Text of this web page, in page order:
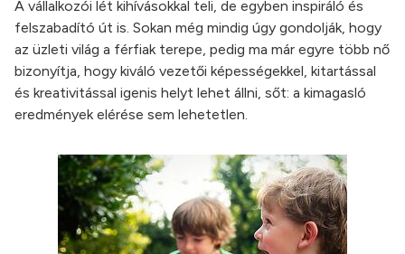
A vállalkozói lét kihívásokkal teli, de egyben inspiráló és
felszabadító út is. Sokan még mindig úgy gondolják, hogy
az üzleti világ a férfiak terepe, pedig ma már egyre több nő
bizonyítja, hogy kiváló vezetői képességekkel, kitartással
és kreativitással igenis helyt lehet állni, sőt: a kimagasló
eredmények elérése sem lehetetlen.